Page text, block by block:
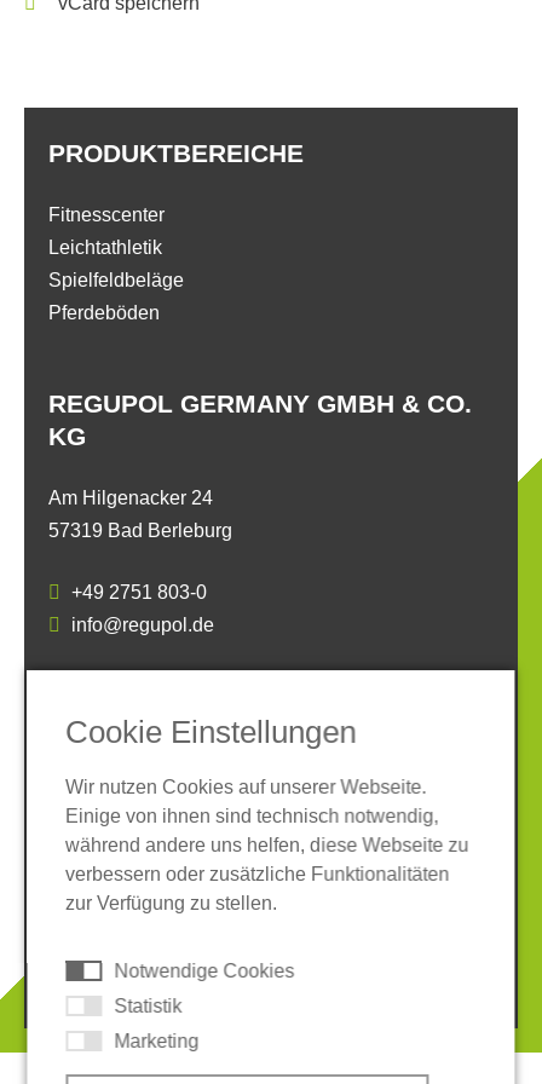
REGUPOL GERMANY GMBH & CO.
KG
Am Hilgenacker 24
57319 Bad Berleburg
+49 2751 803-0
info@regupol.de
PRODUKTBEREICHE
Fitnesscenter
Leichtathletik
Spielfeldbeläge
Pferdeböden
SOCIAL MEDIA
© 2026 REGUPOL Germany GmbH & Co. KG
Cookie Einstellungen
Wir nutzen Cookies auf unserer Webseite.
Einige von ihnen sind technisch notwendig,
während andere uns helfen, diese Webseite zu
verbessern oder zusätzliche Funktionalitäten
zur Verfügung zu stellen.
Notwendige Cookies
Statistik
Marketing